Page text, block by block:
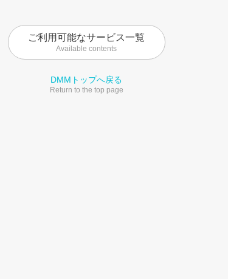
ご利用可能なサービス一覧
Available contents
DMMトップへ戻る
Return to the top page